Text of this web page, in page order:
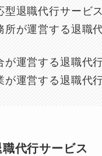
型退職代行サービス
所が運営する退職
が運営する退職代
が運営する退職代
代行サービス